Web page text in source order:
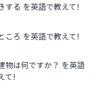
する を英語で教えて!
ころ を英語で教えて!
物は何ですか？ を英語
て!